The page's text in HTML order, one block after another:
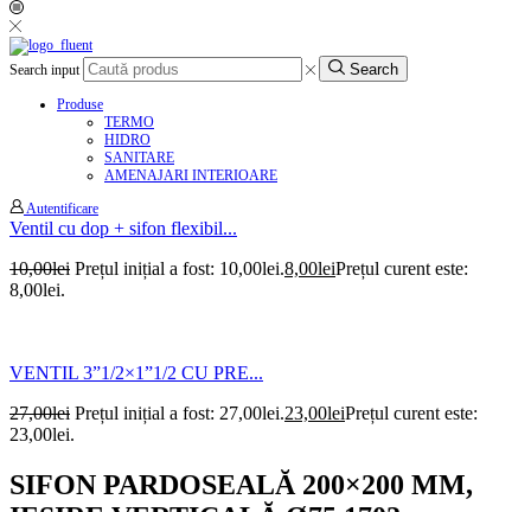
Search input Search
Produse
TERMO
HIDRO
SANITARE
AMENAJARI INTERIOARE
Autentificare
Ventil cu dop + sifon flexibil...
10,00lei Prețul inițial a fost: 10,00lei.8,00leiPrețul curent este:
8,00lei.
VENTIL 3”1/2×1”1/2 CU PRE...
27,00lei Prețul inițial a fost: 27,00lei.23,00leiPrețul curent este:
23,00lei.
SIFON PARDOSEALĂ 200×200 MM,